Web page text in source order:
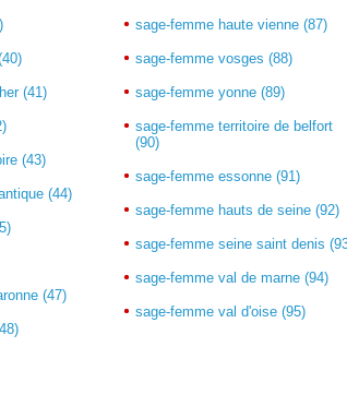
(41)
(43)
(44)
(47)
sage-femme haute vienne (87)
sage-femme vosges (88)
sage-femme yonne (89)
sage-femme territoire de belfort
(90)
sage-femme essonne (91)
sage-femme hauts de seine (92)
sage-femme seine saint denis
sage-femme val de marne (94)
sage-femme val d'oise (95)